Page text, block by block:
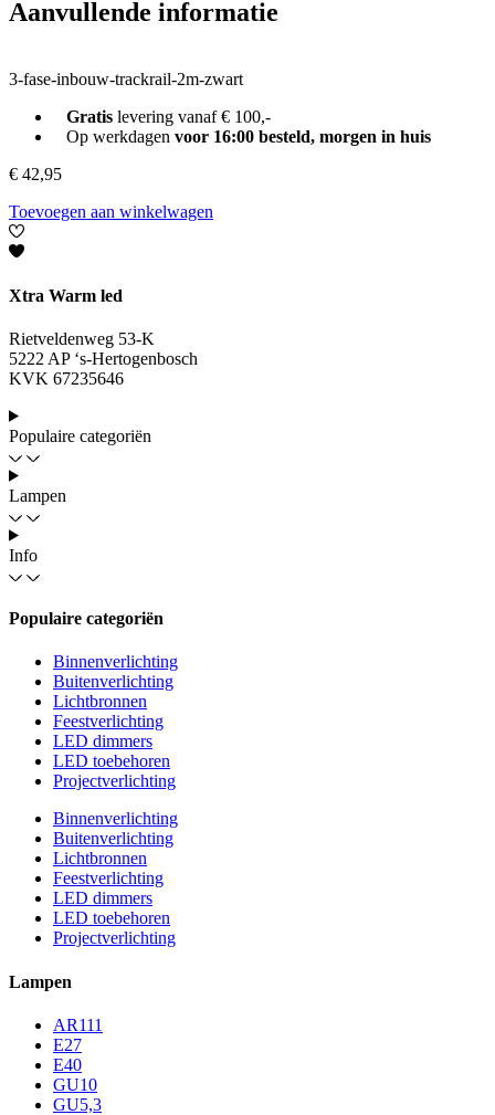
Aanvullende informatie
3-fase-inbouw-trackrail-2m-zwart
Gratislevering vanaf € 100,-
Op werkdagen voor 16:00 besteld, morgen in huis
€ 42,95
Toevoegen aan winkelwagen
Xtra Warm led
Rietveldenweg 53-K
5222 AP ‘s-Hertogenbosch
KVK 67235646
Populaire categoriën
Lampen
Info
Populaire categoriën
Binnenverlichting
Buitenverlichting
Lichtbronnen
Feestverlichting
LED dimmers
LED toebehoren
Projectverlichting
Binnenverlichting
Buitenverlichting
Lichtbronnen
Feestverlichting
LED dimmers
LED toebehoren
Projectverlichting
Lampen
AR111
E27
E40
GU10
GU5,3